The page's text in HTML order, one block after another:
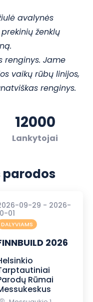
avalynės
ženklų
renginys. Jame
vaikų rūbų linijos,
renginys.
12000
Lankytojai
parodos
09-29 - 2026-
01
DALYVIAMS
2026
Rūmai